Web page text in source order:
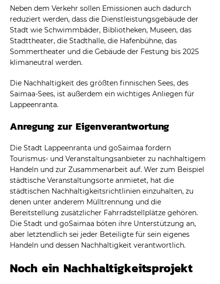
Neben dem Verkehr sollen Emissionen auch dadurch
reduziert werden, dass die Dienstleistungsgebäude der
Stadt wie Schwimmbäder, Bibliotheken, Museen, das
Stadttheater, die Stadthalle, die Hafenbühne, das
Sommertheater und die Gebäude der Festung bis 2025
klimaneutral werden.
Die Nachhaltigkeit des größten finnischen Sees, des
Saimaa-Sees, ist außerdem ein wichtiges Anliegen für
Lappeenranta.
Anregung zur Eigenverantwortung
Die Stadt Lappeenranta und goSaimaa fordern
Tourismus- und Veranstaltungsanbieter zu nachhaltigem
Handeln und zur Zusammenarbeit auf. Wer zum Beispiel
städtische Veranstaltungsorte anmietet, hat die
städtischen Nachhaltigkeitsrichtlinien einzuhalten, zu
denen unter anderem Mülltrennung und die
Bereitstellung zusätzlicher Fahrradstellplätze gehören.
Die Stadt und goSaimaa böten ihre Unterstützung an,
aber letztendlich sei jeder Beteiligte für sein eigenes
Handeln und dessen Nachhaltigkeit verantwortlich.
Noch ein Nachhaltigkeitsprojekt